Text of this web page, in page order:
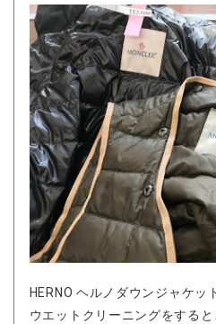
HERNO ヘルノダウンジャケッ
ウエットクリーニングをすると